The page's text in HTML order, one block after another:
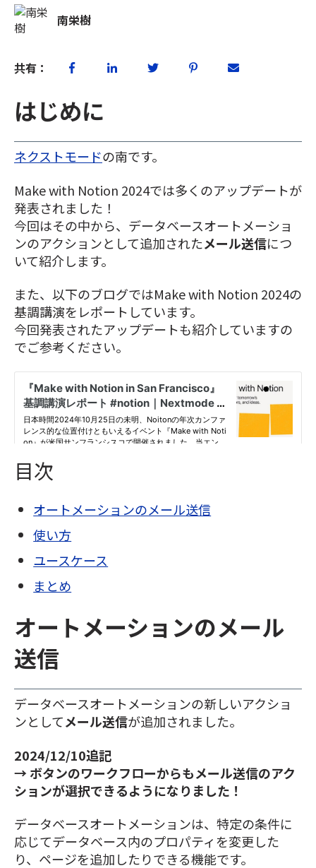
南栄樹
共有：
はじめに
ネクストモードの南です。
Make with Notion 2024では多くのアップデートが
発表されました！
今回はその中から、データベースオートメーショ
ンのアクションとして追加されたメール送信につ
いて紹介します。
また、以下のブログではMake with Notion 2024の
基調講演をレポートしています。
今回発表されたアップデートも紹介していますの
でご参考ください。
目次
オートメーションのメール送信
使い方
ユースケース
まとめ
オートメーションのメール
送信
データベースオートメーションの新しいアクショ
ンとしてメール送信が追加されました。
2024/12/10追記
→ ボタンのワークフローからもメール送信のアク
ションが選択できるようになりました！
データベースオートメーションは、特定の条件に
応じてデータベース内のプロパティを変更した
り、ページを追加したりできる機能です。